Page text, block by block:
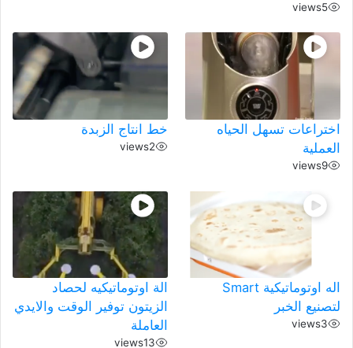
5
views
اختراعات تسهل الحياه
العملية
9
views
خط انتاج الزبدة
2
views
اله اوتوماتيكية Smart
لتصنيع الخبر
3
views
الة اوتوماتيكيه لحصاد
الزيتون توفير الوقت والايدي
العاملة
13
views